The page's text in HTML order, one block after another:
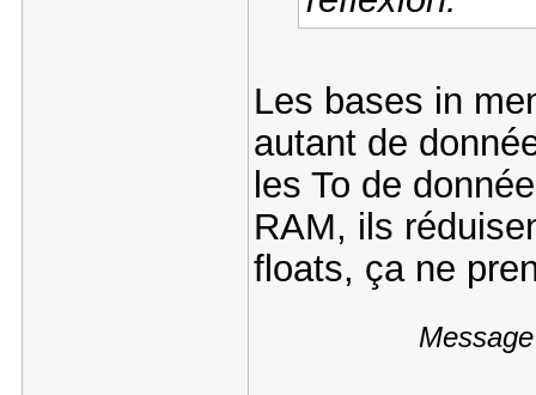
Les bases in
autant de
les To de
RAM, ils
floats, ça ne